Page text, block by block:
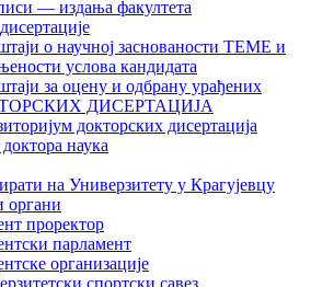
— издања факултета
о научној заснованости ТЕМЕ и
услова кандидата
за оцену и одбрану урађених
ДИСЕРТАЦИЈА
докторских дисертација
наука
на Универзитету у Крагујевцу
органи
проректор
парламент
организације
спортски савез